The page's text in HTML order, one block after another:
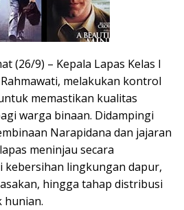
(26/9) – Kepala Lapas Kelas I
melakukan kontrol
memastikan kualitas
warga binaan. Didampingi
Narapidana dan jajaran
meninjau secara
kebersihan lingkungan dapur,
hingga tahap distribusi
hunian.